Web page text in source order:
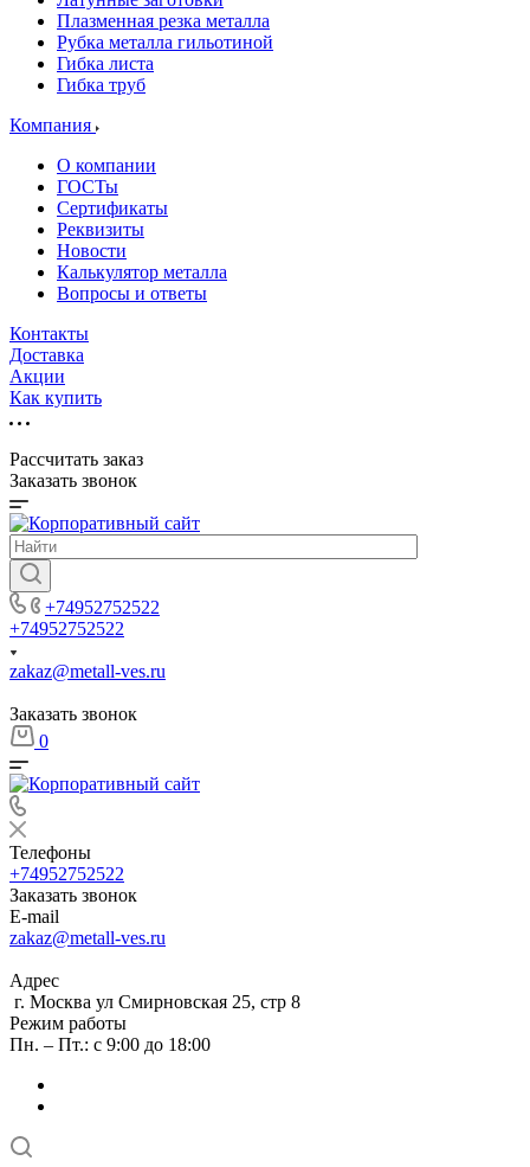
Плазменная резка металла
Рубка металла гильотиной
Гибка листа
Гибка труб
Компания
О компании
ГОСТы
Сертификаты
Реквизиты
Новости
Калькулятор металла
Вопросы и ответы
Контакты
Доставка
Акции
Как купить
Рассчитать заказ
Заказать звонок
+74952752522
+74952752522
zakaz@metall-ves.ru
Заказать звонок
0
Телефоны
+74952752522
Заказать звонок
E-mail
zakaz@metall-ves.ru
Адрес
г. Москва ул Смирновская 25, стр 8
Режим работы
Пн. – Пт.: с 9:00 до 18:00